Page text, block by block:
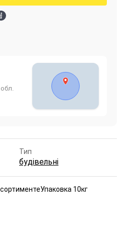
Тип
будівельні
Упаковка 10кг